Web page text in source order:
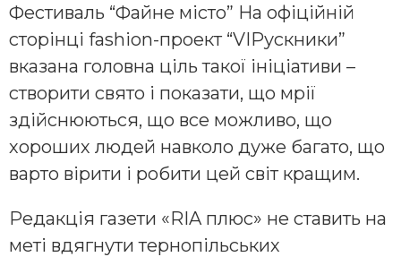
Фестиваль “Файне місто” На офіційній
сторінці fashion-проект “VIPускники”
вказана головна ціль такої ініціативи –
створити свято і показати, що мрії
здійснюються, що все можливо, що
хороших людей навколо дуже багато, що
варто вірити і робити цей світ кращим.
Редакція газети «RIA плюс» не ставить на
меті вдягнути тернопільських